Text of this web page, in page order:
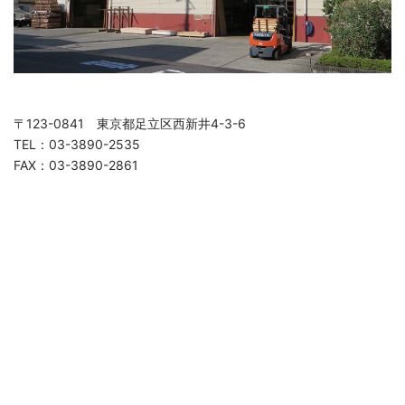
〒123-0841 東京都足立区西新井4-3-6
TEL：03-3890-2535
FAX：03-3890-2861